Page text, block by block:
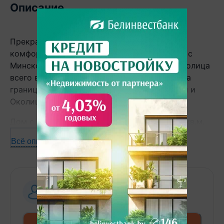
Описание
Прекрасное предложение для желающих
комфортного и уютного проживания рядом с
Минском! Продается коттедж в деревне Околица
всего в 15 км от Минска. Дом расположен на
границе двух населенных пунктов - Раубичи и
Околица.
Дом с частичной отделкой площадью 191.3 кв.м.
квадратных метра. Первый этаж состоит из
просторной жилой комнаты с кухонным
оборудованием, отдельной спальни, санузлов,
мини-котельной и двух террас для отдыха. На
втором этаже расположены три просторные и
светлые спальни с выходом на балкон и
дополнительный санузел.
Всё описание
Агентство
10 летна сайте